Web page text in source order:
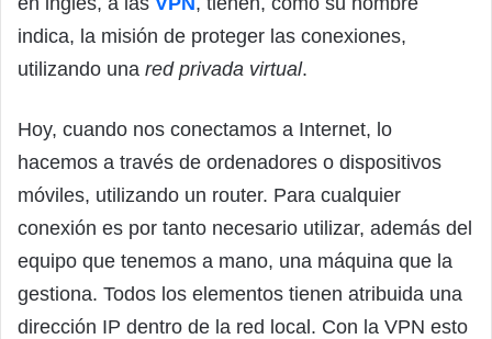
indica, la misión de proteger las conexiones,
utilizando una red privada virtual.
Hoy, cuando nos conectamos a Internet, lo
hacemos a través de ordenadores o dispositivos
móviles, utilizando un router. Para cualquier
conexión es por tanto necesario utilizar, además del
equipo que tenemos a mano, una máquina que la
gestiona. Todos los elementos tienen atribuida una
dirección IP dentro de la red local. Con la VPN esto